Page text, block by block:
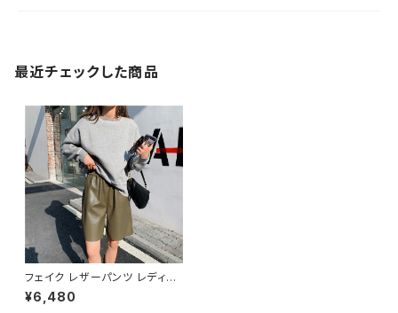
最近チェックした商品
フェイク レザーパンツ レディー
ス 春夏 秋冬 春 夏 秋 冬 黒 ボ
トムス パンツ ハーフパンツ 5分
¥6,480